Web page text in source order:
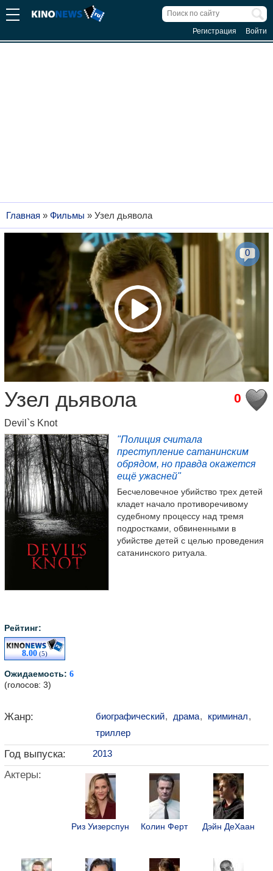
Регистрация Войти
Главная » Фильмы » Узел дьявола
0
0
Узел дьявола
Devil`s Knot
Рейтинг:
8.00 (5)
Ожидаемость: 6
(голосов: 3)
"Полиция считала
преступление сатанинским
обрядом, но правда окажется
ещё ужасней"
Бесчеловечное убийство трех детей
кладет начало противоречивому
судебному процессу над тремя
подростками, обвиненными в
убийстве детей с целью проведения
сатанинского ритуала.
Жанр: биографический, драма, криминал,
триллер
Год выпуска: 2013
Актеры:
Риз Уизерспун Колин Ферт Дэйн ДеХаан